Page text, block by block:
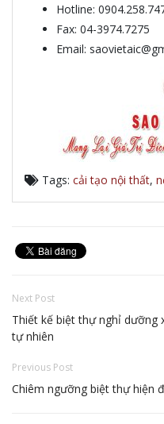
Hotline:
Fax: 04-3974.7275
Email:
Tags: cải tạo nội thất,
Next Post
Thiết kế biệt thự nghỉ dưỡng
tự nhiên
Previous Post
Chiêm ngưỡng biệt thự hiện